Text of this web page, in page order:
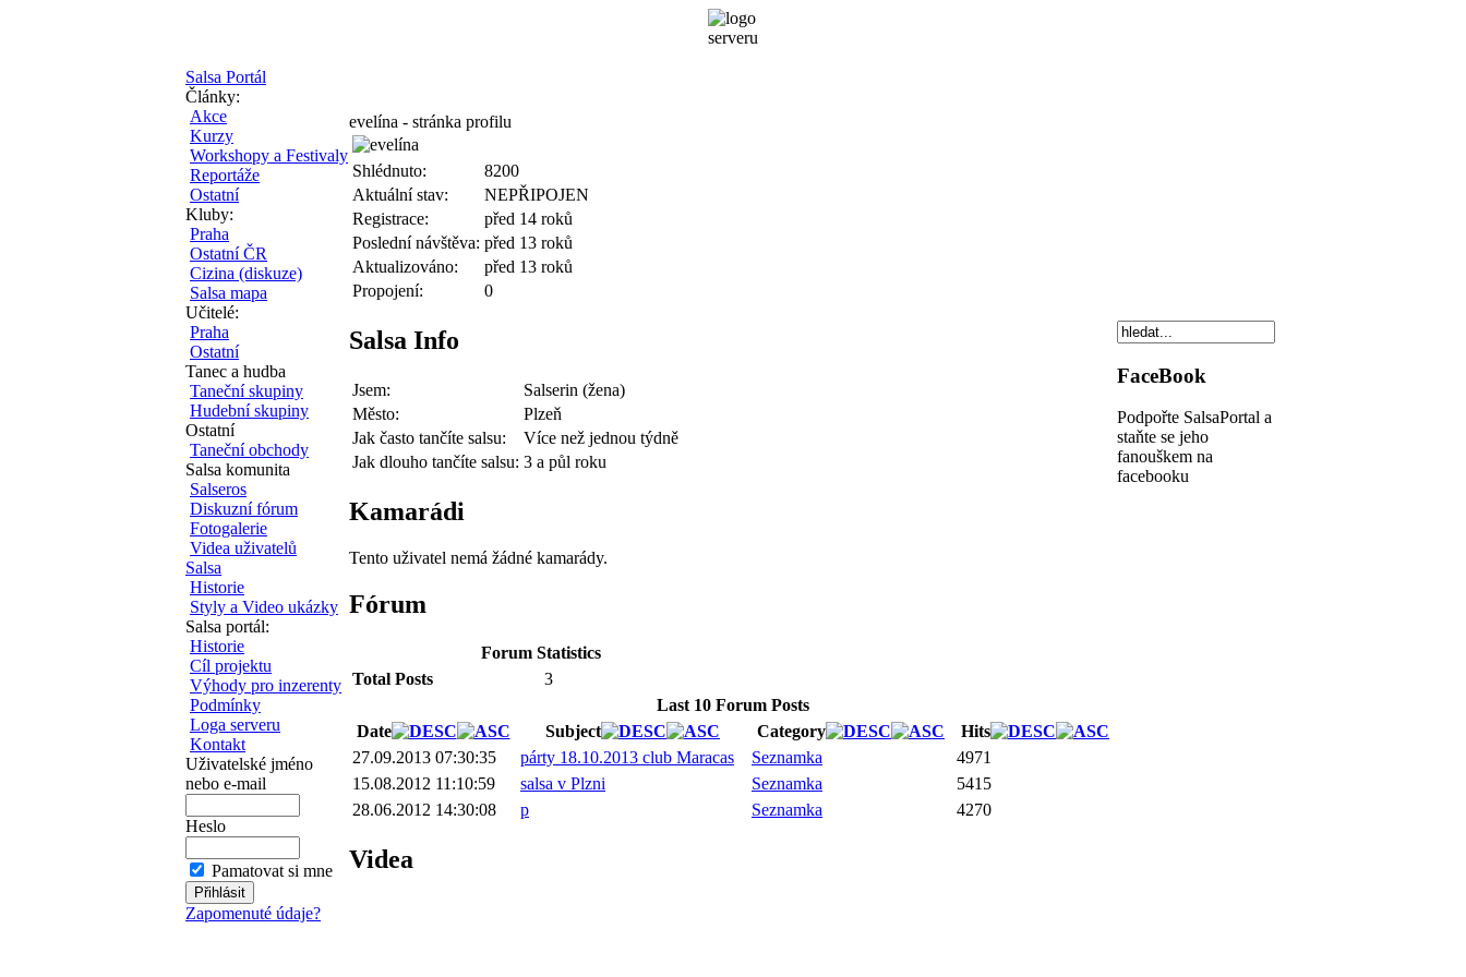
Salsa Portál
Články:
Akce
Kurzy
Workshopy a Festivaly
Reportáže
Ostatní
Kluby:
Praha
Ostatní ČR
Cizina (diskuze)
Salsa mapa
Učitelé:
Praha
Ostatní
Tanec a hudba
Taneční skupiny
Hudební skupiny
Ostatní
Taneční obchody
Salsa komunita
Salseros
Diskuzní fórum
Fotogalerie
Videa uživatelů
Salsa
Historie
Styly a Video ukázky
Salsa portál:
Historie
Cíl projektu
Výhody pro inzerenty
Podmínky
Loga serveru
Kontakt
Uživatelské jméno
nebo e-mail
Heslo
Pamatovat si mne
Zapomenuté údaje?
evelína - stránka profilu
Shlédnuto:
8200
Aktuální stav:
NEPŘIPOJEN
Registrace:
před 14 roků
Poslední návštěva: před 13 roků
Aktualizováno:
před 13 roků
Propojení:
0
Salsa Info
Jsem:
Salserin (žena)
Město:
Plzeň
Jak často tančíte salsu:
Více než jednou týdně
Jak dlouho tančíte salsu: 3 a půl roku
Kamarádi
Tento uživatel nemá žádné kamarády.
Fórum
Forum Statistics
Total Posts
3
Last 10 Forum Posts
Date
Subject Category
Hits
27.09.2013 07:30:35
párty 18.10.2013 club Maracas Seznamka
4971
15.08.2012 11:10:59
salsa v Plzni Seznamka
5415
28.06.2012 14:30:08
p Seznamka 4270
Videa
FaceBook
Podpořte SalsaPortal a
staňte se jeho
fanouškem na
facebooku